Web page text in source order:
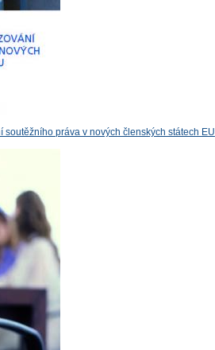
soutěžního práva v nových členských státech EU